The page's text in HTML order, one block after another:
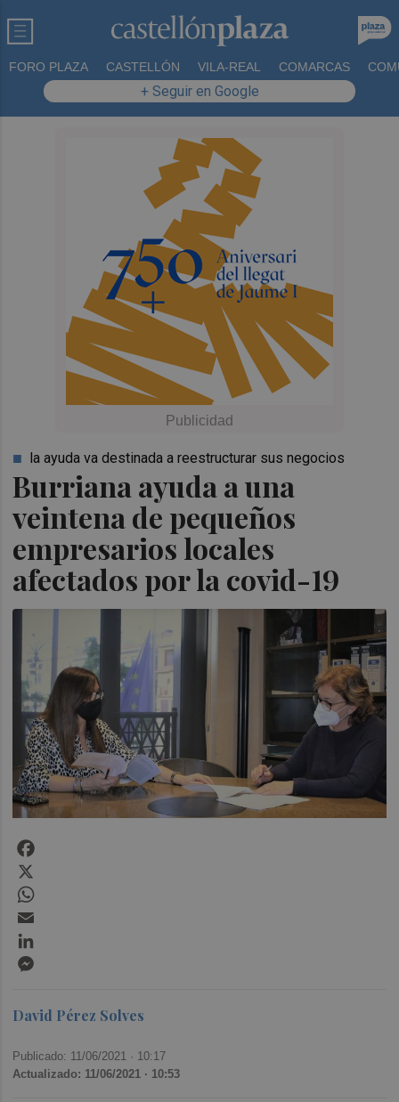
FORO PLAZA CASTELLÓN VILA-REAL COMARCAS
+ Seguir en Google
Burriana ayuda a una
veintena de pequeños
empresarios locales
afectados por la covid-19
la ayuda va destinada a reestructurar sus negocios
David Pérez Solves
Publicado: 11/06/2021 · 10:17
Actualizado: 11/06/2021 · 10:53